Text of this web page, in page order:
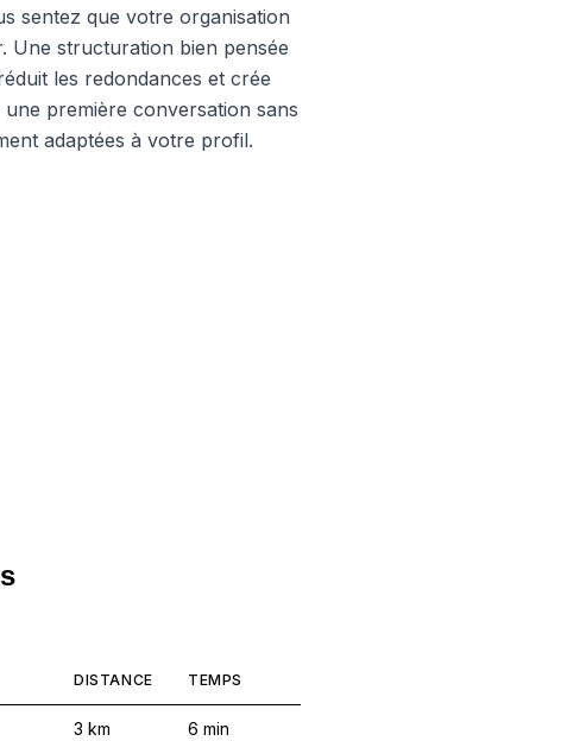
sentez que votre organisation
Une structuration bien pensée
les redondances et crée
première conversation sans
adaptées à votre profil.
DISTANCE TEMPS
3 km 6 min